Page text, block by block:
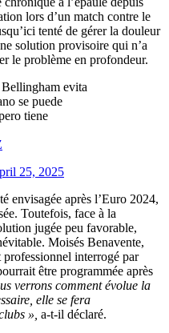
lors d’un match contre le
tenté de gérer la douleur
solution provisoire qui n’a
le problème en profondeur.
evita
se puede
tiene
25, 2025
envisagée après l’Euro 2024,
Toutefois, face à la
jugée peu favorable,
Moisés Benavente,
interrogé par
être programmée après
verrons comment évolue la
elle se fera
», a-t-il déclaré.